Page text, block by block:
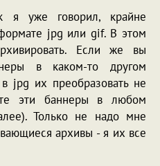
я уже говорил, крайне
jpg или gif. В этом
Если же вы
в каком-то другом
jpg их преобразовать не
эти баннеры в любом
Только не надо мне
архивы - я их все